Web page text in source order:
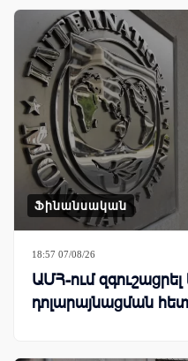
Ֆինանսական
18:57 07/08/26
ԱՄՀ-ում
դոլարայնացման